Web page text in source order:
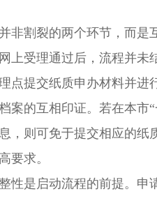
割裂的两个环节，而是
上受理通过后，流程并未
点提交纸质申办材料并进
案的互相印证。若在本市
，则可免于提交相应的纸
要求。
是启动流程的前提。申